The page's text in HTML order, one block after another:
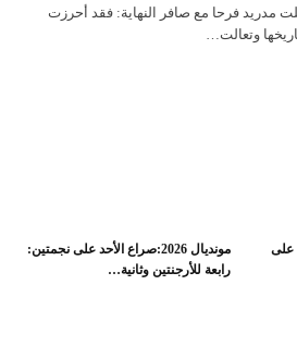
مدريد فرحا مع صافر النهاية: فقد أحرزت
وتعالت…
على
مونديال 2026:صراع الأحد على نجمتين:
رابعة للأرجنتين وثانية…